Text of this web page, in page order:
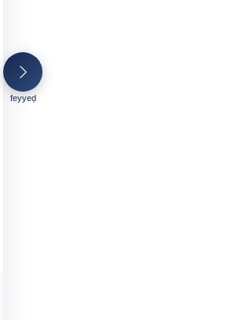
feyyeḍ